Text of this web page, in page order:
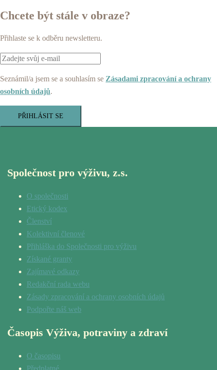
Chcete být stále v obraze?
Přihlaste se k odběru newsletteru.
Seznámil/a jsem se a souhlasím se Zásadami zpracování a ochrany
osobních údajů.
PŘIHLÁSIT SE
Společnost pro výživu, z.s.
O společnosti
Etický kodex
Členství
Kolektivní členové
Přihláška do Společnosti pro výživu
Získané granty
Zajímavé odkazy
Redakční rada webu
Zásady zpracování a ochrany osobních údajů
Podpořte náš web
Časopis Výživa, potraviny a zdraví
O časopisu
Předplatné